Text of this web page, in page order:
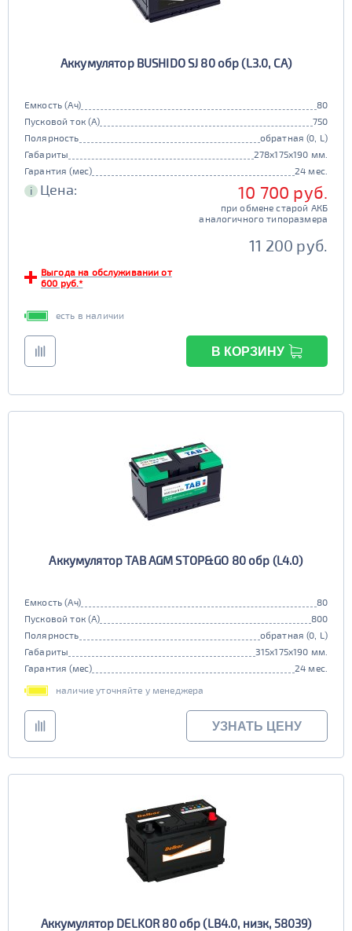
Аккумулятор BUSHIDO SJ 80 обр (L3.0, CA)
Емкость (Ач)
80
Пусковой ток (А)
750
Полярность
обратная (0, L)
Габариты
278x175x190 мм.
Гарантия (мес)
24 мес.
i Цена: 10 700 руб.
при обмене старой АКБ
аналогичного типоразмера
11 200 руб.
Выгода на обслуживании от
600 руб.*
есть в наличии
В КОРЗИНУ
Аккумулятор TAB AGM STOP&GO 80 обр (L4.0)
Емкость (Ач)
80
Пусковой ток (А)
800
Полярность
обратная (0, L)
Габариты
315x175x190 мм.
Гарантия (мес)
24 мес.
наличие уточняйте у менеджера
УЗНАТЬ ЦЕНУ
Аккумулятор DELKOR 80 обр (LB4.0, низк, 58039)